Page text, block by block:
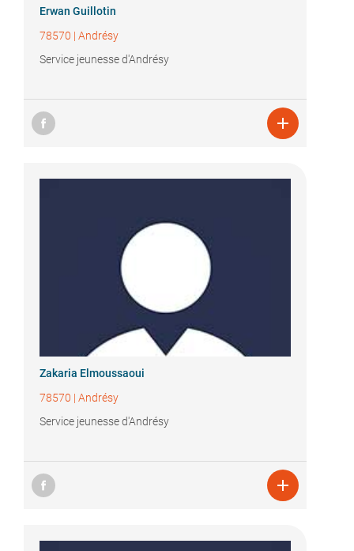
Erwan Guillotin
78570 | Andrésy
Service jeunesse d'Andrésy

Zakaria Elmoussaoui
78570 | Andrésy
Service jeunesse d'Andrésy
